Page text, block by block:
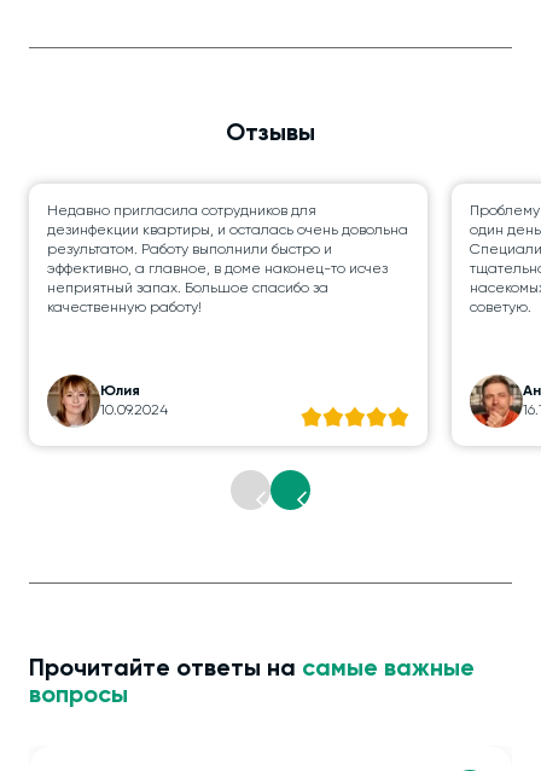
Отзывы
Недавно пригласила сотрудников для
дезинфекции квартиры, и осталась очень довольна
результатом. Работу выполнили быстро и
эффективно, а главное, в доме наконец-то исчез
неприятный запах. Большое спасибо за
качественную работу!
Юлия
10.09.2024
один
советую.
Прочитайте ответы на самые важные
вопросы